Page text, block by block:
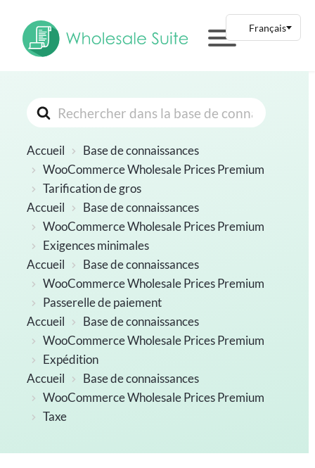
Rechercher
Accueil
Base de connaissances
WooCommerce Wholesale Prices Premium
Tarification de gros
Accueil
Base de connaissances
WooCommerce Wholesale Prices Premium
Exigences minimales
Accueil
Base de connaissances
WooCommerce Wholesale Prices Premium
Passerelle de paiement
Accueil
Base de connaissances
WooCommerce Wholesale Prices Premium
Expédition
Accueil
Base de connaissances
WooCommerce Wholesale Prices Premium
Taxe